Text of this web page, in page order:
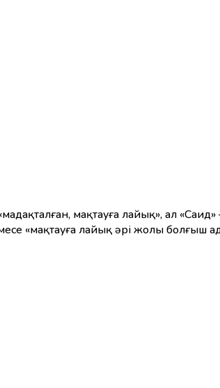
мақтауға лайық», ал
«мақтауға лайық әрі жолы болғыш